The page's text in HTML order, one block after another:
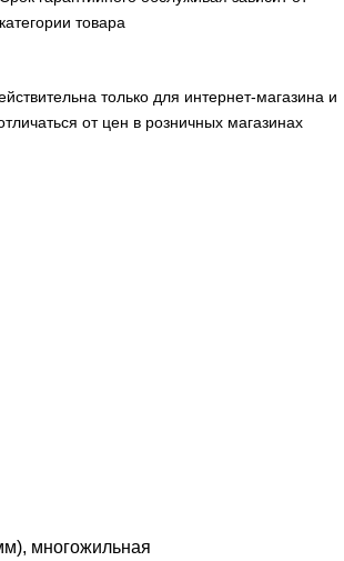
категории товара
только для интернет-магазина и
от цен в розничных магазинах
многожильная